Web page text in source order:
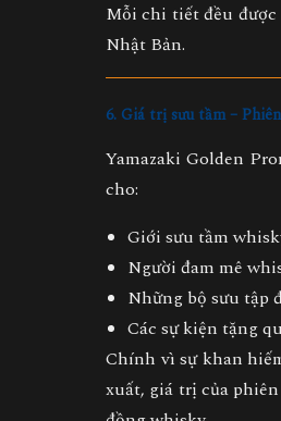
Mỗi chi tiết đều
Nhật Bản.
6. Giá trị sưu tầm –
Yamazaki Golden
cho:
Giới sưu tầm
Người đam mê
Những bộ sưu tập
Các sự kiện tặng
Chính vì sự khan
xuất, giá trị của